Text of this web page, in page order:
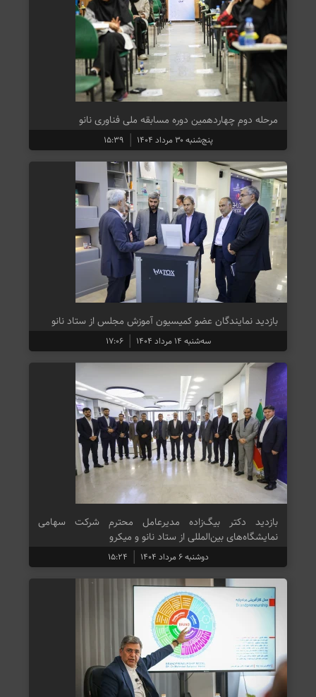
مرحله دوم چهاردهمین دوره مسابقه ملی فناوری نانو
پنج‌شنبه ۳۰ مرداد ۱۴۰۴ ۱۵:۳۹
بازدید نمایندگان عضو کمیسیون آموزش مجلس از ستاد نانو
سه‌شنبه ۱۴ مرداد ۱۴۰۴ ۱۷:۰۶
بازدید دکتر بیگ‌زاده مدیرعامل محترم شرکت سهامی
نمایشگاه‌های بین‌المللی از ستاد نانو و میکرو
دوشنبه ۶ مرداد ۱۴۰۴ ۱۵:۲۴